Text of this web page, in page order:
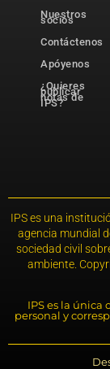
Nuestros
socios
Contáctenos
Apóyenos
¿Quieres
publicar
notas de
IPS?
IPS es una
agencia mundial
sociedad civil
ambiente.
IPS es la
personal y